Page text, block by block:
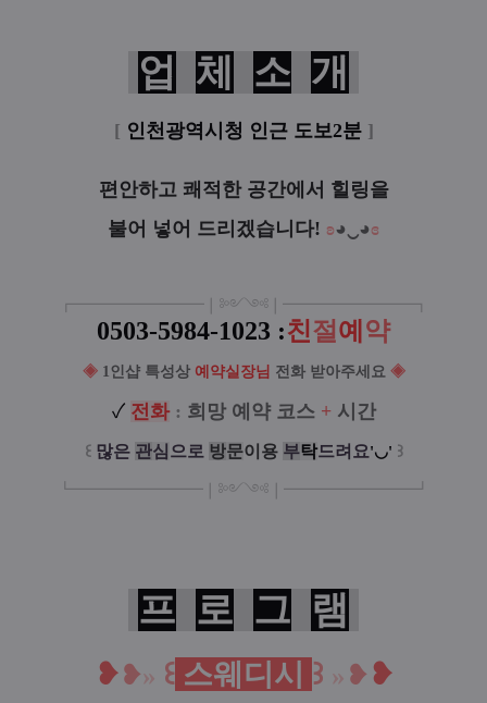
업 체 소 개
[ 인천광역시청 인근 도보2분 ]
편안하고 쾌적한 공간에서 힐링을
불어 넣어 드리겠습니다! ʚ◕‿◕ɞ
┏━━━━━━━━ ❘༻༺❘ ━━━━━━━━┓
0503-5984-1023 :친절예 약
◈ 1인샵 특성상 예약실장님 전화 받아주세요 ◈
✓ 전화 : 희망 예약 코스 + 시간
꒰ 많은 관심 으로 방문이 용 부탁드려요'◡' ꒱
┗━━━━━━━━ ❘༻༺❘ ━━━━━━━━┛
프 로 그 램
❥❥» ꒰ 스웨디시 ꒱ » ❥ ❥